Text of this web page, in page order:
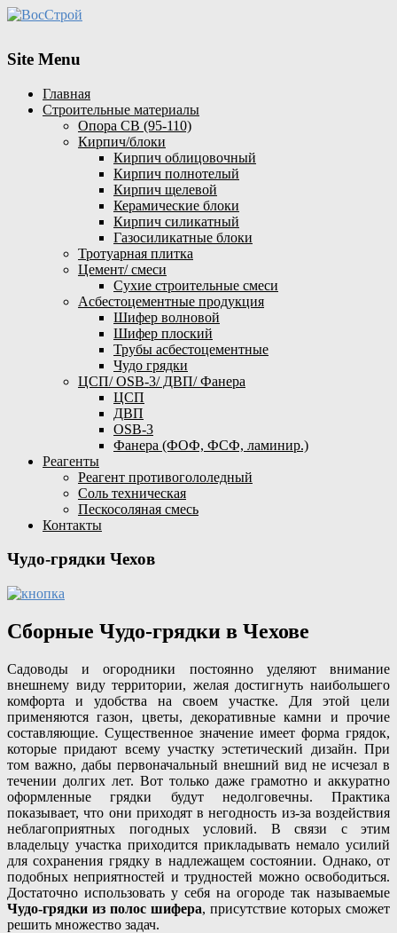
Site Menu
Главная
Строительные материалы
Опора СВ (95-110)
Кирпич/блоки
Кирпич облицовочный
Кирпич полнотелый
Кирпич щелевой
Керамические блоки
Кирпич силикатный
Газосиликатные блоки
Тротуарная плитка
Цемент/ смеси
Сухие строительные смеси
Асбестоцементные продукция
Шифер волновой
Шифер плоский
Трубы асбестоцементные
Чудо грядки
ЦСП/ OSB-3/ ДВП/ Фанера
ЦСП
ДВП
OSB-3
Фанера (ФОФ, ФСФ, ламинир.)
Реагенты
Реагент противогололедный
Соль техническая
Пескосоляная смесь
Контакты
Чудо-грядки Чехов
Сборные Чудо-грядки в Чехове
Садоводы и огородники постоянно уделяют внимание
внешнему виду территории, желая достигнуть наибольшего
комфорта и удобства на своем участке. Для этой цели
применяются газон, цветы, декоративные камни и прочие
составляющие. Существенное значение имеет форма грядок,
которые придают всему участку эстетический дизайн. При
том важно, дабы первоначальный внешний вид не исчезал в
течении долгих лет. Вот только даже грамотно и аккуратно
оформленные грядки будут недолговечны. Практика
показывает, что они приходят в негодность из-за воздействия
неблагоприятных погодных условий. В связи с этим
владельцу участка приходится прикладывать немало усилий
для сохранения грядку в надлежащем состоянии. Однако, от
подобных неприятностей и трудностей можно освободиться.
Достаточно использовать у себя на огороде так называемые
Чудо-грядки из полос шифера, присутствие которых сможет
решить множество задач.